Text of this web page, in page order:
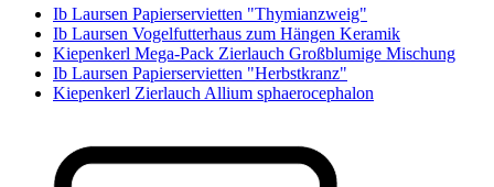
Ib Laursen Papierservietten "Thymianzweig"
Ib Laursen Vogelfutterhaus zum Hängen Keramik
Kiepenkerl Mega-Pack Zierlauch Großblumige Mischung
Ib Laursen Papierservietten "Herbstkranz"
Kiepenkerl Zierlauch Allium sphaerocephalon